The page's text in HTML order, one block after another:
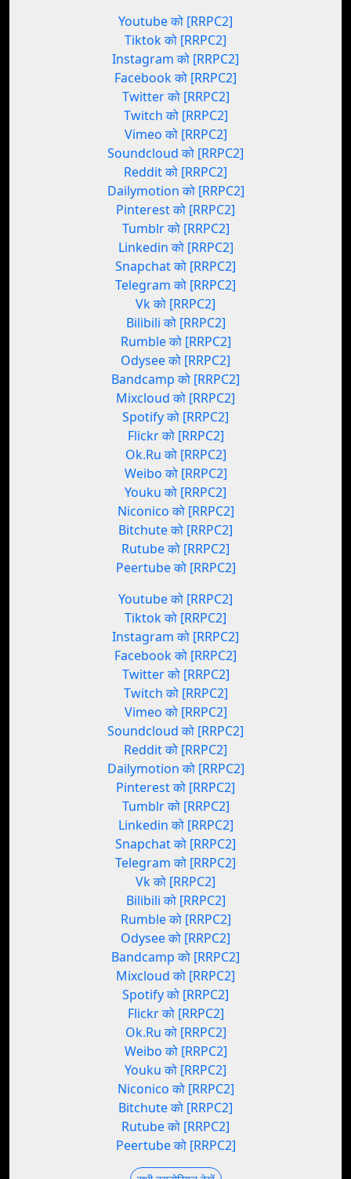
Youtube को [RRPC2]
Tiktok को [RRPC2]
Instagram को [RRPC2]
Facebook को [RRPC2]
Twitter को [RRPC2]
Twitch को [RRPC2]
Vimeo को [RRPC2]
Soundcloud को [RRPC2]
Reddit को [RRPC2]
Dailymotion को [RRPC2]
Pinterest को [RRPC2]
Tumblr को [RRPC2]
Linkedin को [RRPC2]
Snapchat को [RRPC2]
Telegram को [RRPC2]
Vk को [RRPC2]
Bilibili को [RRPC2]
Rumble को [RRPC2]
Odysee को [RRPC2]
Bandcamp को [RRPC2]
Mixcloud को [RRPC2]
Spotify को [RRPC2]
Flickr को [RRPC2]
Ok.Ru को [RRPC2]
Weibo को [RRPC2]
Youku को [RRPC2]
Niconico को [RRPC2]
Bitchute को [RRPC2]
Rutube को [RRPC2]
Peertube को [RRPC2]
Youtube को [RRPC2]
Tiktok को [RRPC2]
Instagram को [RRPC2]
Facebook को [RRPC2]
Twitter को [RRPC2]
Twitch को [RRPC2]
Vimeo को [RRPC2]
Soundcloud को [RRPC2]
Reddit को [RRPC2]
Dailymotion को [RRPC2]
Pinterest को [RRPC2]
Tumblr को [RRPC2]
Linkedin को [RRPC2]
Snapchat को [RRPC2]
Telegram को [RRPC2]
Vk को [RRPC2]
Bilibili को [RRPC2]
Rumble को [RRPC2]
Odysee को [RRPC2]
Bandcamp को [RRPC2]
Mixcloud को [RRPC2]
Spotify को [RRPC2]
Flickr को [RRPC2]
Ok.Ru को [RRPC2]
Weibo को [RRPC2]
Youku को [RRPC2]
Niconico को [RRPC2]
Bitchute को [RRPC2]
Rutube को [RRPC2]
Peertube को [RRPC2]